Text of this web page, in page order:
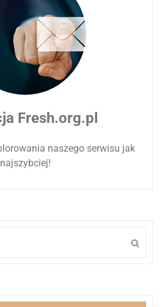
Fresh.org.pl
naszego serwisu jak
najszybciej!